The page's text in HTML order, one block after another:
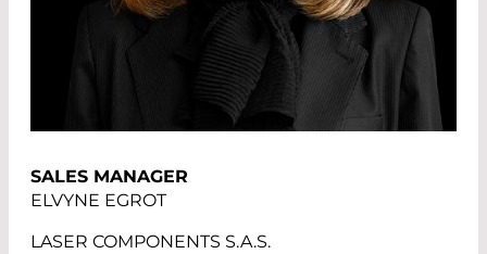
SALES MANAGER
ELVYNE EGROT
LASER COMPONENTS S.A.S.